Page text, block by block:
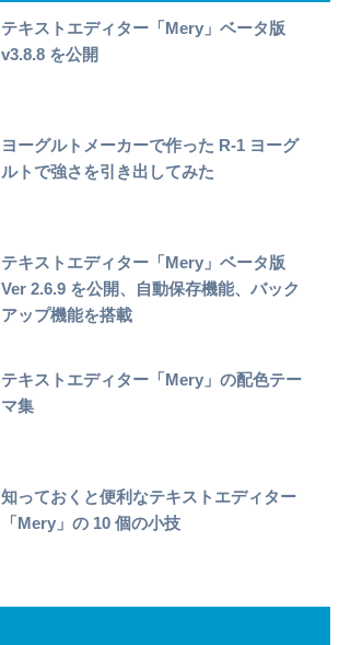
テキストエディター「Mery」ベータ版
v3.8.8 を公開
ヨーグルトメーカーで作った R-1 ヨーグ
ルトで強さを引き出してみた
テキストエディター「Mery」ベータ版
Ver 2.6.9 を公開、自動保存機能、バック
アップ機能を搭載
テキストエディター「Mery」の配色テー
マ集
知っておくと便利なテキストエディター
「Mery」の 10 個の小技